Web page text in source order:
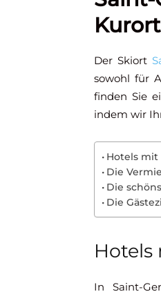
Kurort
Der Skiort
sowohl für
finden Sie
indem wir
Hotels mit
Die
Die
Die
Hotels
In Saint-